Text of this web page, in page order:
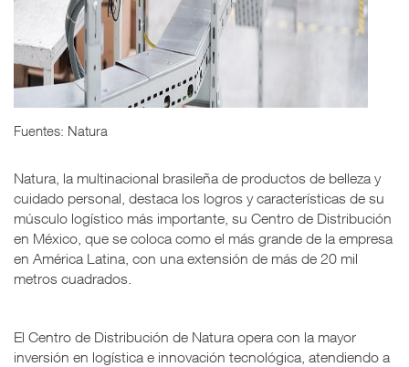
Fuentes: Natura
Natura, la multinacional brasileña de productos de belleza y
cuidado personal, destaca los logros y características de su
músculo logístico más importante, su Centro de Distribución
en México, que se coloca como el más grande de la empresa
en América Latina, con una extensión de más de 20 mil
metros cuadrados.
El Centro de Distribución de Natura opera con la mayor
inversión en logística e innovación tecnológica, atendiendo a